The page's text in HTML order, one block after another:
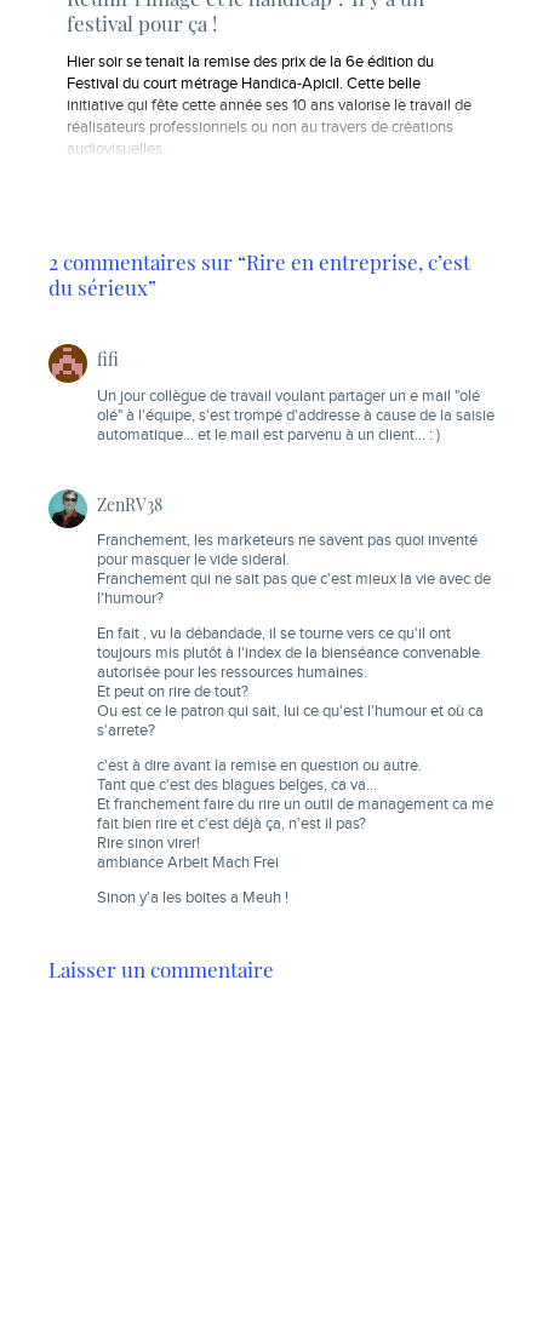
festival pour ça !
Hier soir se tenait la remise des prix de la 6e édition du
Festival du court métrage Handica-Apicil. Cette belle
initiative qui fête cette année ses 10 ans valorise le travail de
réalisateurs professionnels ou non au travers de créations
audiovisuelles...
2 commentaires sur “Rire en entreprise, c’est
du sérieux”
fifi
Un jour collègue de travail voulant partager un e mail "olé
olé" à l'équipe, s'est trompé d'addresse à cause de la saisie
automatique… et le mail est parvenu à un client… : )
ZenRV38
Franchement, les marketeurs ne savent pas quoi inventé
pour masquer le vide sideral.
Franchement qui ne sait pas que c'est mieux la vie avec de
l'humour?
En fait , vu la débandade, il se tourne vers ce qu'il ont
toujours mis plutôt à l'index de la bienséance convenable
autorisée pour les ressources humaines.
Et peut on rire de tout?
Ou est ce le patron qui sait, lui ce qu'est l'humour et où ca
s'arrete?
c'est à dire avant la remise en question ou autre.
Tant que c'est des blagues belges, ca va…
Et franchement faire du rire un outil de management ca me
fait bien rire et c'est déjà ça, n'est il pas?
Rire sinon virer!
ambiance Arbeit Mach Frei
Sinon y'a les boites a Meuh !
Laisser un commentaire